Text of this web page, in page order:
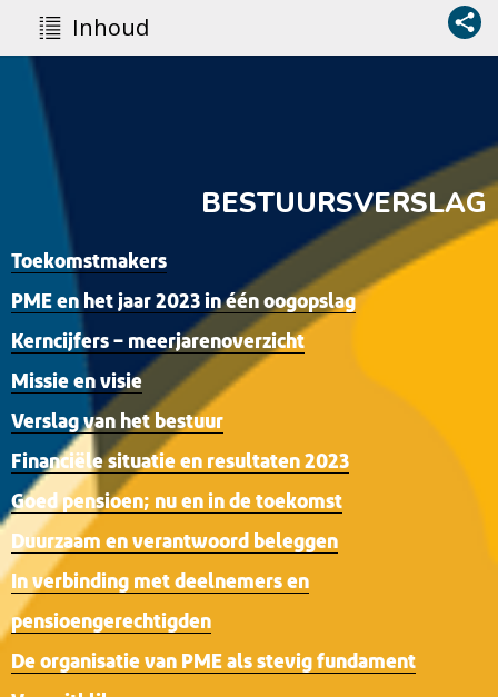
Inhoud
BESTUURSVERSLAG
Toekomstmakers
PME en het jaar 2023 in één oogopslag
Kerncijfers – meerjarenoverzicht
Missie en visie
Verslag van het bestuur
Financiële situatie en resultaten 2023
Goed pensioen; nu en in de toekomst
Duurzaam en verantwoord beleggen
In verbinding met deelnemers en
pensioengerechtigden
De organisatie van PME als stevig fundament